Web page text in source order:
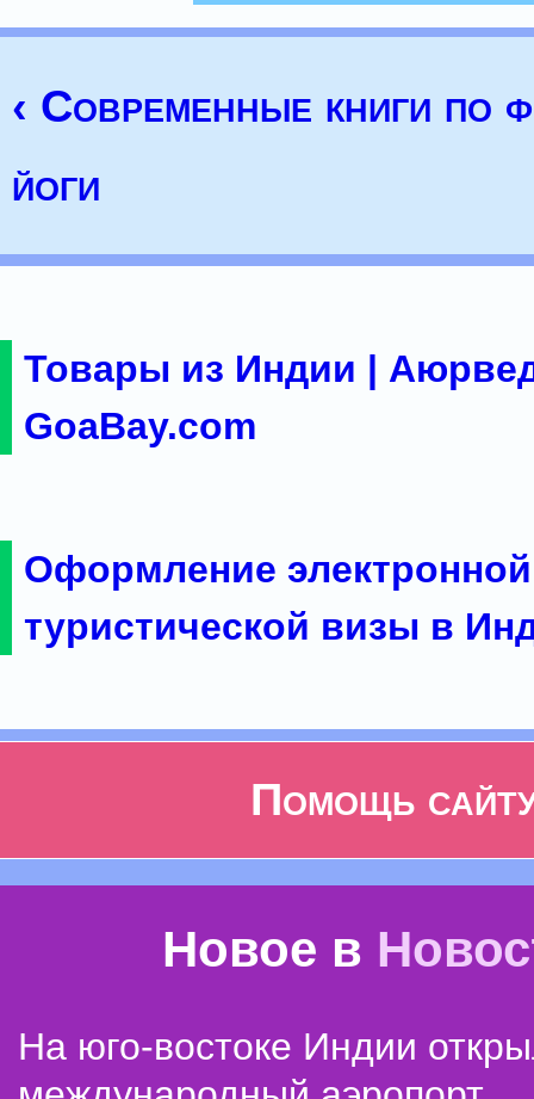
‹ Современные книги по
йоги
Товары из Индии |
GoaBay.com
Оформление электронной
туристической визы в
Помощь
Новое в
На юго-востоке Индии